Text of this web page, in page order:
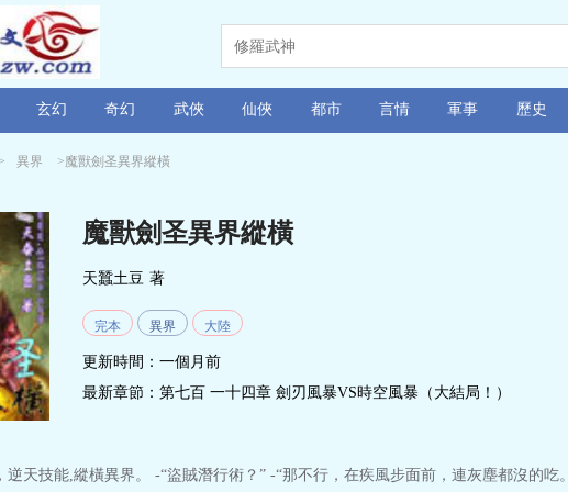
玄幻 奇幻 武俠 仙俠 都市 言情 軍事 歷史
> 異界 >魔獸劍圣異界縱橫
魔獸劍圣異界縱橫
天蠶土豆 著
完本 異界 大陸
更新時間：一個月前
最新章節： 第七百 一十四章 劍刃風暴VS時空風暴（大結局！）
天技能,縱橫異界。 -“盜賊潛行術？” -“那不行，在疾風步面前，連灰塵都沒的吃